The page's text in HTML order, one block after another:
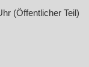
(Öffentlicher Teil)